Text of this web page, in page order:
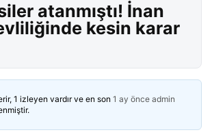
atanmıştı! İnan
evliliğinde kesin karar
1 izleyen vardır ve en son 1 ay önce admin